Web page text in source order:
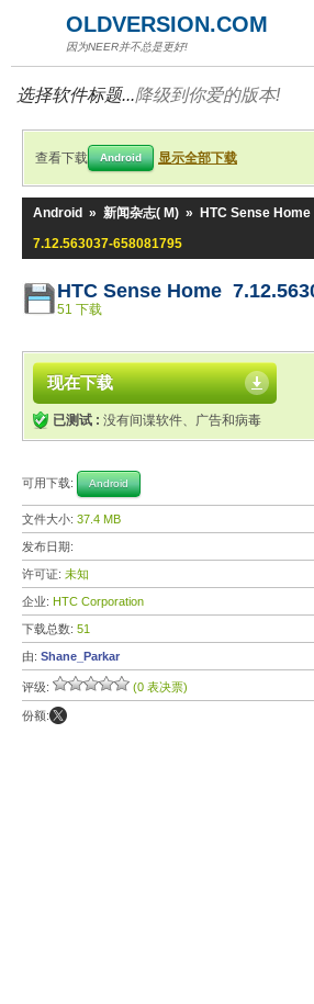
OLDVERSION.COM
因为NEER并不总是更好!
选择软件标题...降级到你爱的版本!
查看下载 Android 显示全部下载
Android » 新闻杂志( M) » HTC Sense Home
7.12.563037-658081795
HTC Sense Home
51 下载
现在下载
已测试 : 没有间谍软件、广告和病毒
可用下载: Android
文件大小: 37.4 MB
发布日期:
许可证: 未知
企业: HTC Corporation
下载总数: 51
由: Shane_Parkar
评级: (0 表决票)
份额: